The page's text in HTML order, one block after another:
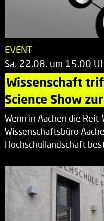
EVENT
Sa. 22.08. um 15.00
Wissenschaft
Science Show
Wenn in Aachen die
Wissenschaftsbüro
Hochschullandschaft